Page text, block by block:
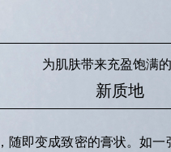
为肌肤带来充盈饱满
新质地
随即变成致密的膏状。如